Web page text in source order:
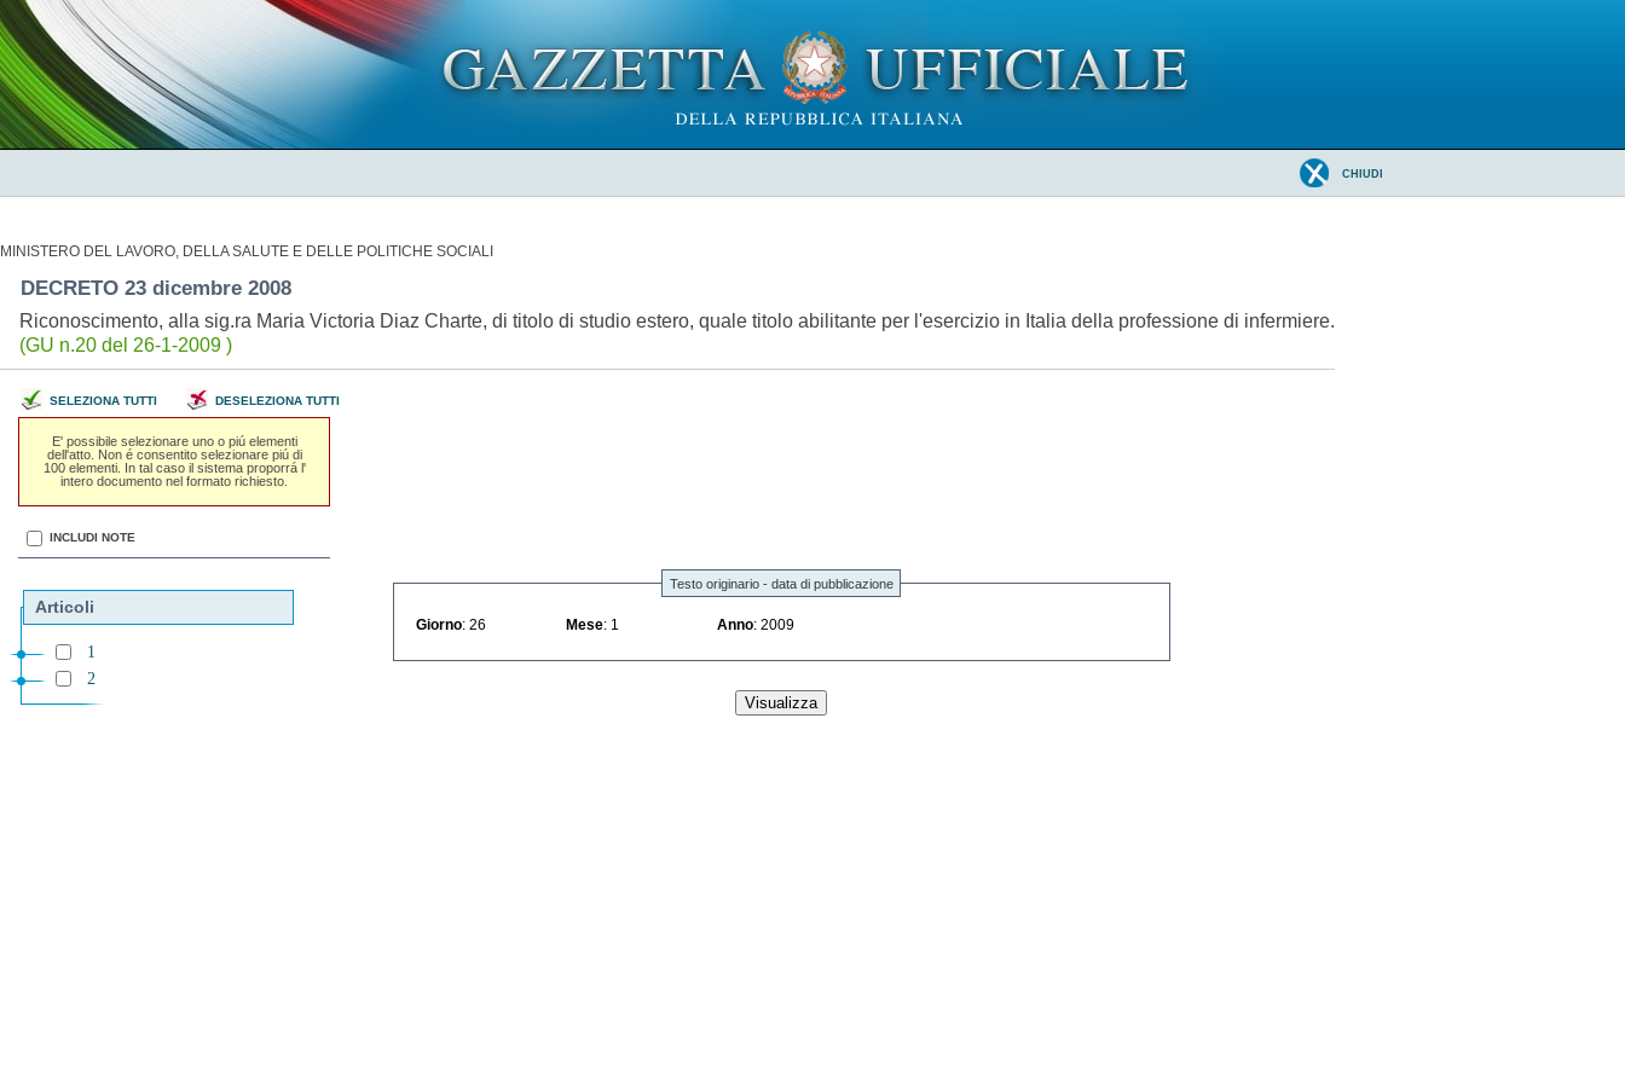
CHIUDI
MINISTERO DEL LAVORO, DELLA SALUTE E DELLE POLITICHE SOCIALI
DECRETO 23 dicembre 2008
Riconoscimento, alla sig.ra Maria Victoria Diaz Charte, di titolo di studio estero, quale titolo abilitante per l'esercizio in Italia della professione di infermiere.
(GU n.20 del 26-1-2009 )
SELEZIONA TUTTI DESELEZIONA TUTTI
E' possibile selezionare uno o piú elementi
dell'atto. Non é consentito selezionare piú di
100 elementi. In tal caso il sistema proporrá l'
intero documento nel formato richiesto.
INCLUDI NOTE
Articoli
1
2
Testo originario - data di pubblicazione
Giorno : 26 Mese : 1 Anno : 2009